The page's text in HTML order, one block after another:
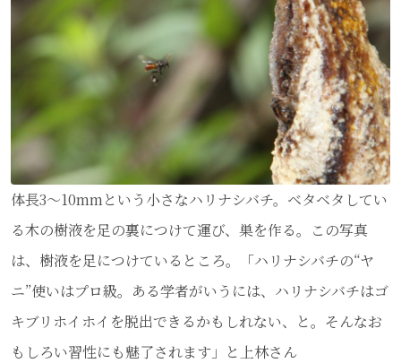
体長3～10mmという小さなハリナシバチ。ベタベタしてい
る木の樹液を足の裏につけて運び、巣を作る。この写真
は、樹液を足につけているところ。「ハリナシバチの“ヤ
ニ”使いはプロ級。ある学者がいうには、ハリナシバチはゴ
キブリホイホイを脱出できるかもしれない、と。そんなお
もしろい習性にも魅了されます」と上林さん